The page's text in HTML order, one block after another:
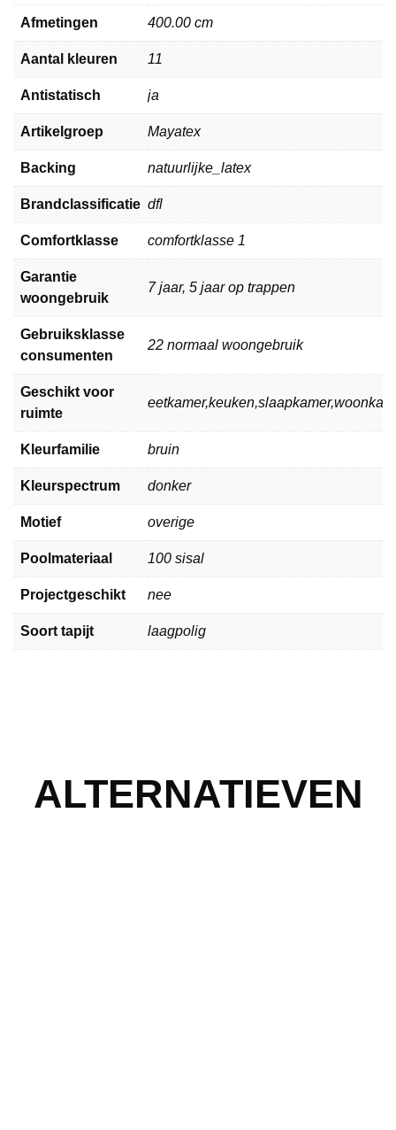
Afmetingen 400.00 cm
Aantal kleuren 11
Antistatisch ja
Artikelgroep Mayatex
Backing natuurlijke_latex
Brandclassificatie dfl
Comfortklasse comfortklasse 1
Garantie
woongebruik
7 jaar, 5 jaar op trappen
Gebruiksklasse
consumenten
22 normaal woongebruik
Geschikt voor
ruimte
Kleurfamilie bruin
Kleurspectrum donker
Motief overige
Poolmateriaal 100 sisal
Projectgeschikt nee
Soort tapijt laagpolig
ALTERNATIEVEN